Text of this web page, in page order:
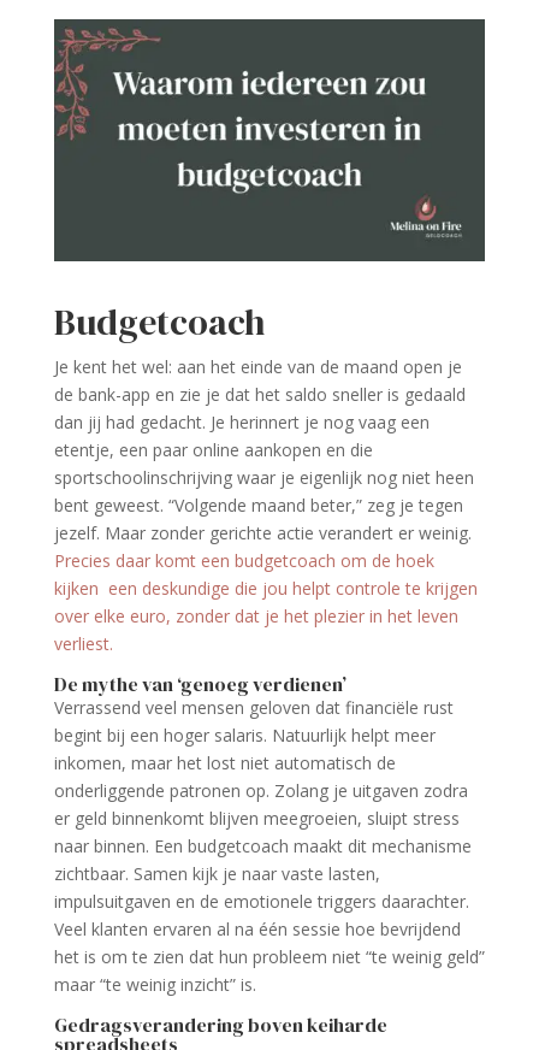
Budgetcoach
Je kent het wel: aan het einde van de maand open je
de bank-app en zie je dat het saldo sneller is gedaald
dan jij had gedacht. Je herinnert je nog vaag een
etentje, een paar online aankopen en die
sportschoolinschrijving waar je eigenlijk nog niet heen
bent geweest. “Volgende maand beter,” zeg je tegen
jezelf. Maar zonder gerichte actie verandert er weinig.
Precies daar komt een budgetcoach om de hoek
kijken een deskundige die jou helpt controle te krijgen
over elke euro, zonder dat je het plezier in het leven
verliest.
De mythe van ‘genoeg verdienen’
Verrassend veel mensen geloven dat financiële rust
begint bij een hoger salaris. Natuurlijk helpt meer
inkomen, maar het lost niet automatisch de
onderliggende patronen op. Zolang je uitgaven zodra
er geld binnenkomt blijven meegroeien, sluipt stress
naar binnen. Een budgetcoach maakt dit mechanisme
zichtbaar. Samen kijk je naar vaste lasten,
impulsuitgaven en de emotionele triggers daarachter.
Veel klanten ervaren al na één sessie hoe bevrijdend
het is om te zien dat hun probleem niet “te weinig geld”
maar “te weinig inzicht” is.
Gedragsverandering boven keiharde
spreadsheets